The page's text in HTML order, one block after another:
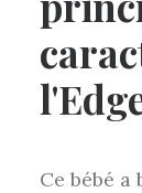
Ce bébé